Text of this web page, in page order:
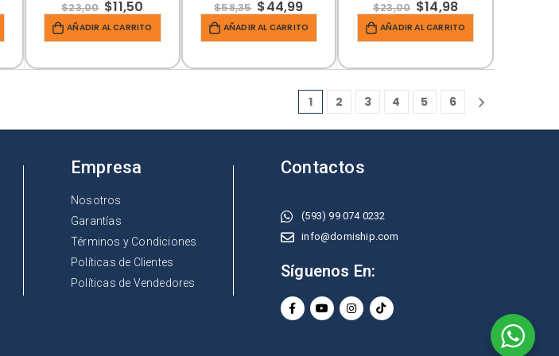
$23,00 $11,50
AÑADIR AL CARRITO
$58,35 $44,99
AÑADIR AL CARRITO
$23,00 $14,98
AÑADIR AL CARRITO
1 2 3 4 5 6
Empresa
Nosotros
Garantías
Términos y Condiciones
Políticas de Clientes
Políticas de Vendedores
Contactos
(593) 99 074 0232
info@domiship.com
Síguenos En: